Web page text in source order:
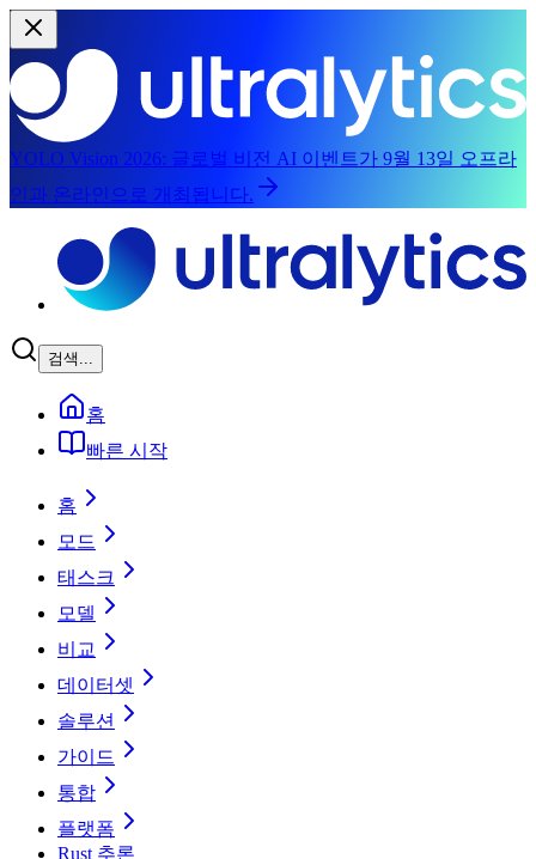
YOLO Vision 2026: 글로벌 비전 AI 이벤트가 9월 13일 오프라
인과 온라인으로 개최됩니다.
검색...
홈
빠른 시작
홈
모드
태스크
모델
비교
데이터셋
솔루션
가이드
통합
플랫폼
Rust 추론